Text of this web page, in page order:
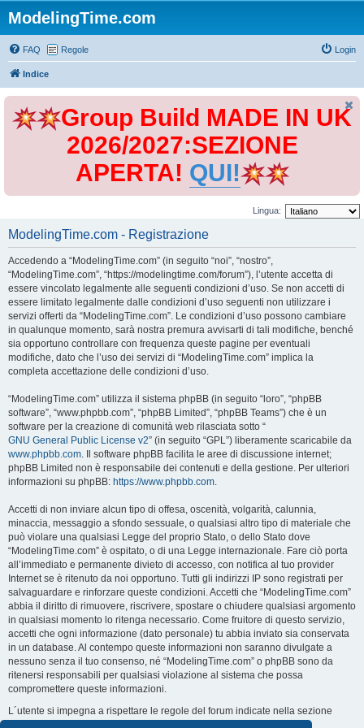
ModelingTime.com
FAQ Regole Login
Indice
Group Build MADE IN UK
2026/2027:SEZIONE
APERTA! QUI!
Lingua:
ModelingTime.com - Registrazione
Accedendo a “ModelingTime.com” (in seguito “noi”, “nostro”,
“ModelingTime.com”, “https://modelingtime.com/forum”), l’utente accetta di
essere vincolato legalmente alle seguenti condizioni d’uso. Se non accetti di
essere limitato legalmente dalle condizioni d’uso seguenti non utilizzare i
servizi offerti da “ModelingTime.com”. Le condizioni d’uso possono cambiare
in qualunque momento, sarà nostra premura avvisarti di tali modifiche, benché
sia opportuno controllare con frequenza queste pagine per eventuali
modifiche, dato che l’uso dei servizi di “ModelingTime.com” implica la
completa accettazione delle condizioni d’uso.
“ModelingTime.com” utilizza il sistema phpBB (in seguito “loro”, “phpBB
software”, “www.phpbb.com”, “phpBB Limited”, “phpBB Teams”) che è un
software per la creazione di comunità web rilasciata sotto “
GNU General Public License v2” (in seguito “GPL”) liberamente scaricabile da
www.phpbb.com. Il software phpBB facilita le aree di discussione internet;
phpBB Limited non è responsabile dei contenuti e della gestione. Per ulteriori
informazioni su phpBB: https://www.phpbb.com.
Accetti di non inviare alcun tipo di offesa, oscenità, volgarità, calunnia,
minaccia, messaggio a sfondo sessuale, o qualsiasi altro tipo di materiale che
può violare una qualsiasi Legge del proprio Stato, o dello Stato dove
“ModelingTime.com” è ospitato, o di una Legge internazionale. Fare ciò porta
all’immediato e permanente divieto di accesso, con notifica al tuo provider
Internet se è ritenuto da noi opportuno. Tutti gli indirizzi IP sono registrati per
salvaguardare e rinforzare queste condizioni. Accetti che “ModelingTime.com”
abbia il diritto di rimuovere, riscrivere, spostare o chiudere qualsiasi argomento
in qualsiasi momento lo ritenga necessario. Come fruitore di questo servizio,
accetti che ogni informazione (dato personale) tu abbia inviato sia conservata
in un database. Al contempo queste informazioni non saranno divulgate a
nessuno senza il tuo consenso, né “ModelingTime.com” o phpBB sono da
ritenersi responsabili per qualsiasi violazione al sistema che possa
compromettere queste informazioni.
L´utente si impegna a rispettare le regole del forum indicate nella sezione